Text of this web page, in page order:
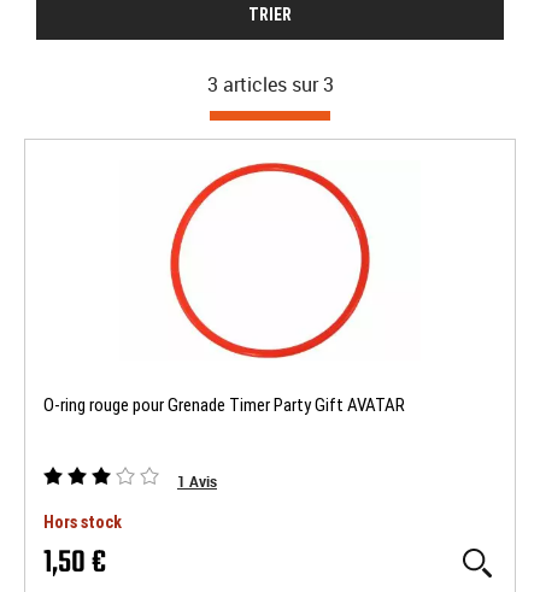
TRIER
3 articles sur 3
O-ring rouge pour Grenade Timer Party Gift AVATAR
1 Avis
Hors stock
1,50 €